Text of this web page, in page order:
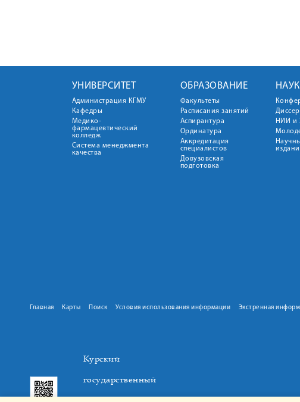
УНИВЕРСИТЕТ
Администрация КГМУ
Кафедры
Медико-
фармацевтический
колледж
Система менеджмента
качества
ОБРАЗОВАНИЕ
Факультеты
Расписания занятий
Аспирантура
Ординатура
Аккредитация
специалистов
Довузовская
подготовка
НИИ и
Главная Карты Поиск Условия использования информации Экстренная
Курский
государственный